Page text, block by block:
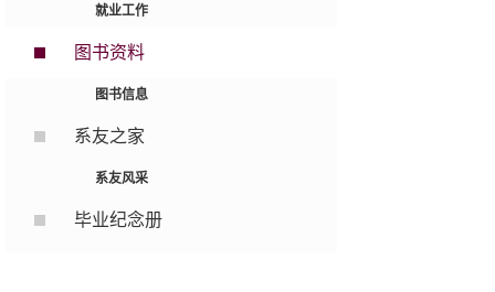
就业工作
图书资料
图书信息
系友之家
系友风采
毕业纪念册